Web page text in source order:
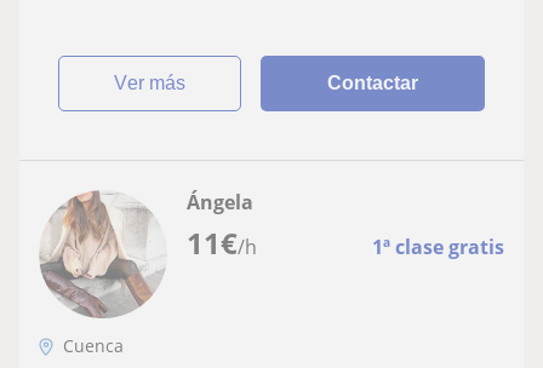
ver más Contactar
11€/h 1ª clase gratis
Ángela
Cuenca